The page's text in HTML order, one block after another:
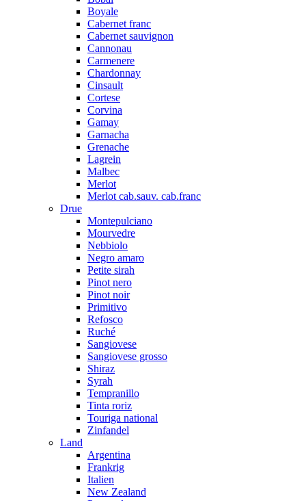
Boyale
Cabernet franc
Cabernet sauvignon
Cannonau
Carmenere
Chardonnay
Cinsault
Cortese
Corvina
Gamay
Garnacha
Grenache
Lagrein
Malbec
Merlot
Merlot cab.sauv. cab.franc
Drue
Montepulciano
Mourvedre
Nebbiolo
Negro amaro
Petite sirah
Pinot nero
Pinot noir
Primitivo
Refosco
Ruché
Sangiovese
Sangiovese grosso
Shiraz
Syrah
Tempranillo
Tinta roriz
Touriga national
Zinfandel
Land
Argentina
Frankrig
Italien
New Zealand